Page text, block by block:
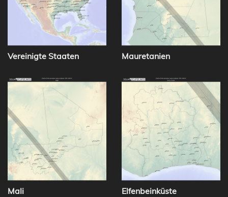
Vereinigte Staaten Mauretanien
Mali Elfenbeinküste